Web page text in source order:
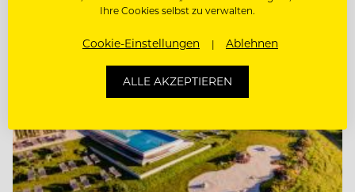
Ihre Cookies selbst zu verwalten.
Cookie-Einstellungen Ablehnen
ALLE AKZEPTIEREN